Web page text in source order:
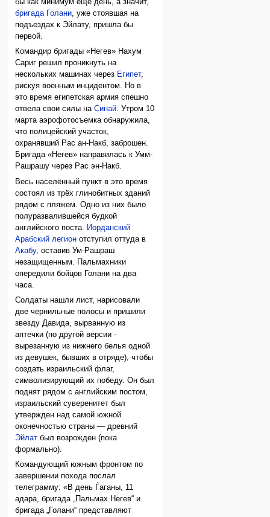
бы как минимум еще день, а значит,
бригада Голани, уже стоявшая на
подъездах к Эйлату, пришла бы
первой.
Командир бригады «Негев» Нахум
Сариг решил проникнуть на
нескольких машинах через Египет,
рискуя военным инцидентом. Но в
это время египетская армия спешно
отвела свои силы наСинай. Утром 10
марта аэрофотосъемка обнаружила,
что полицейский участок,
охранявший Рас ан-Накб, заброшен.
Бригада «Негев» направилась к Умм-
Рашрашу через Рас эн-Накб.
Весь населённый пункт в это время
состоял из трёх глинобитных зданий
рядом с пляжем. Одно из них было
полуразвалившейся будкой
английского поста.
Иорданский
Арабский легион отступил оттуда в
Акабу, оставив Ум-Рашраш
незащищенным. Пальмахники
опередили бойцов Голани на два
часа.
Солдаты нашли лист, нарисовали
две чернильные полосы и пришили
звезду Давида, вырванную из
аптечки (по другой версии -
вырезанную из нижнего белья одной
из девушек, бывших в отряде), чтобы
создать израильский флаг,
символизирующий их победу. Он был
поднят рядом с английским постом,
израильский суверенитет был
утвержден над самой южной
оконечностью страны — древний
Эйлат был возрожден (пока
формально).
Командующий южным фронтом по
завершении похода послал
телеграмму: «В день Ѓаганы, 11
адара, бригада „Пальмах Негев“ и
бригада „Голани“ представляют